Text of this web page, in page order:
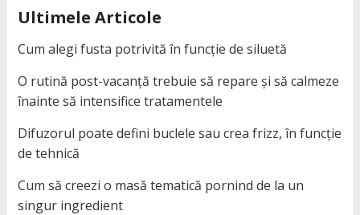
Ultimele Articole
Cum alegi fusta potrivită în funcție de siluetă
O rutină post-vacanță trebuie să repare și să calmeze
înainte să intensifice tratamentele
Difuzorul poate defini buclele sau crea frizz, în funcție
de tehnică
Cum să creezi o masă tematică pornind de la un
singur ingredient